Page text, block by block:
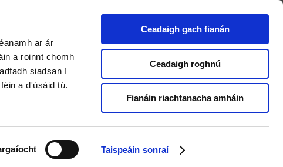
ar ár
a roinnt chomh
siadsan í
a d'úsáid tú.
Taispeáin sonraí
Ceadaigh gach fianán
Ceadaigh roghnú
Fianáin riachtanacha amháin
2018
dhom chuir mé eolas ar mo